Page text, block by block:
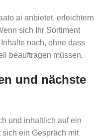
ai anbietet, erleichtern
sich Ihr Sortiment
nach, ohne dass
beauftragen müssen.
und nächste
und inhaltlich auf ein
ein Gespräch mit